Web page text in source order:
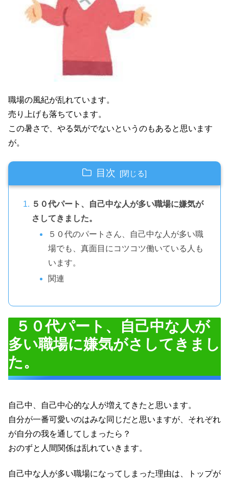
職場の風紀が乱れています。
売り上げも落ちています。
この暑さで、やる気がでないというのもあると思います
が。
目次
５０代パート、自己中な人が多い職場に嫌気が
さしてきました。
５０代のパートさん、自己中な人が多い職
場でも、真面目にコツコツ働いている人も
います。
関連
５０代パート、自己中な人が
多い職場に嫌気がさしてきまし
た。
自己中、自己中心的な人が増えてきたと思います。
自分が一番可愛いのはみな同じだと思いますが、それぞれ
が自分の我を通してしまったら？
おのずと人間関係は乱れていきます。
自己中な人が多い職場になってしまった理由は、トップが